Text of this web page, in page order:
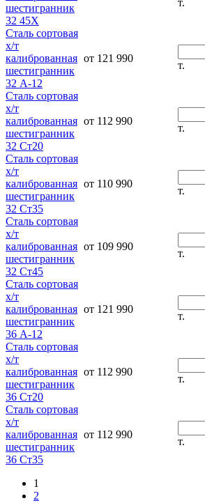
шестигранник
32 45Х
Сталь сортовая
х/т
калиброванная
шестигранник
32 А-12
от 121 990
т.
Сталь сортовая
х/т
калиброванная
шестигранник
32 Ст20
от 112 990
т.
Сталь сортовая
х/т
калиброванная
шестигранник
32 Ст35
от 110 990
т.
Сталь сортовая
х/т
калиброванная
шестигранник
32 Ст45
от 109 990
т.
Сталь сортовая
х/т
калиброванная
шестигранник
36 А-12
от 121 990
т.
Сталь сортовая
х/т
калиброванная
шестигранник
36 Ст20
от 112 990
т.
Сталь сортовая
х/т
калиброванная
шестигранник
36 Ст35
от 112 990
т.
1
2